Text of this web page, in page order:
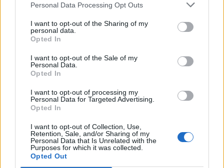
Personal Data Processing Opt Outs
I want to opt-out of the Sharing of my
personal data.
Opted In
I want to opt-out of the Sale of my
Personal Data.
Opted In
I want to opt-out of processing my
Personal Data for Targeted Advertising.
Opted In
I want to opt-out of Collection, Use,
Retention, Sale, and/or Sharing of my
Personal Data that Is Unrelated with the
Purposes for which it was collected.
Opted Out
i voda nabídnou příjemné ochlazení
Digitální karta láká na slevy v Brdech i na
Berounsku. Přibyly nové zážitky i partneři